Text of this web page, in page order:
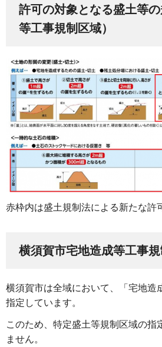
許可の対象となる盛土等
等工事規制区域）
赤枠内は盛土規制法による新たな許
横須賀市宅地造成等工事
横須賀市は全域において、「宅地造
指定しています。
このため、特定盛土等規制区域の指
ません。